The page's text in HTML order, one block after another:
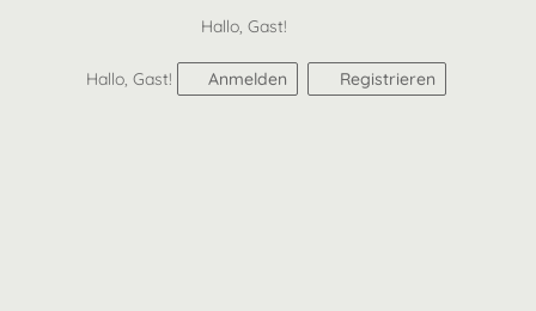
Hallo, Gast!
Hallo, Gast! Anmelden Registrieren